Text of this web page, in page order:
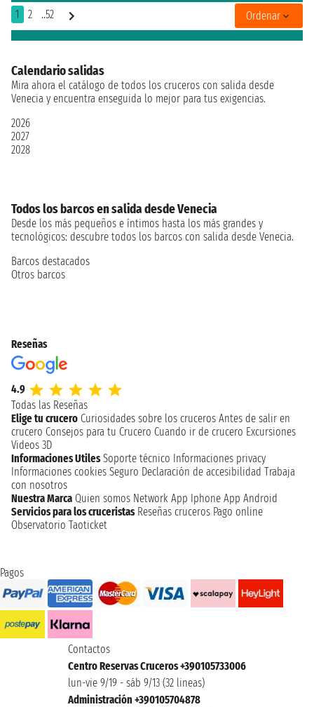
1 2 ..52 Ordenar
Calendario salidas
Mira ahora el catálogo de todos los cruceros con salida desde
Venecia y encuentra enseguida lo mejor para tus exigencias.
2026
2027
2028
Todos los barcos en salida desde Venecia
Desde los más pequeños e íntimos hasta los más grandes y
tecnológicos: descubre todos los barcos con salida desde Venecia.
Barcos destacados
Otros barcos
Reseñas
4.9
Todas las Reseñas
Elige tu crucero Curiosidades sobre los cruceros Antes de salir en
crucero Consejos para tu Crucero Cuando ir de crucero Excursiones
Videos 3D
Informaciones Utiles Soporte técnico Informaciones privacy
Informaciones cookies Seguro Declaración de accesibilidad Trabaja
con nosotros
Nuestra Marca Quien somos Network App Iphone App Android
Servicios para los cruceristas Reseñas cruceros Pago online
Observatorio Taoticket
Pagos
Contactos
Centro Reservas Cruceros +390105733006
lun-vie 9/19 - sáb 9/13 (32 lineas)
Administración +390105704878